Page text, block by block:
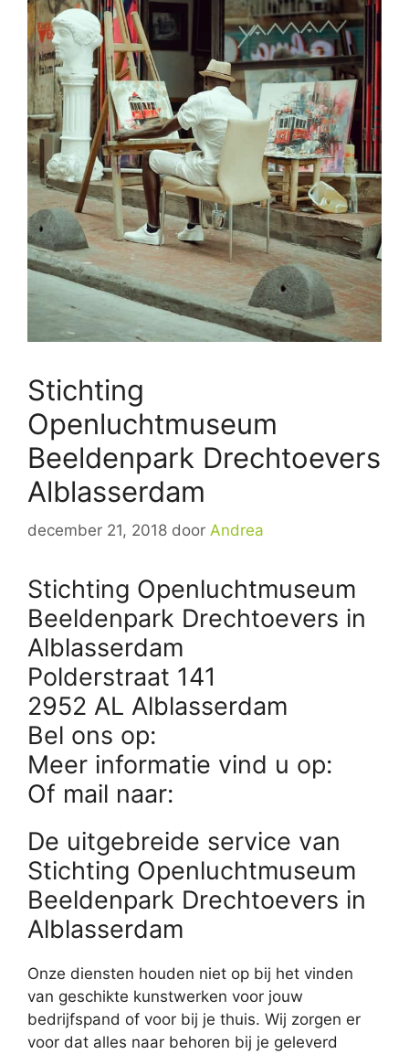
Stichting
Openluchtmuseum
Beeldenpark Drechtoevers
Alblasserdam
december 21, 2018 door Andrea
Stichting Openluchtmuseum
Beeldenpark Drechtoevers in
Alblasserdam
Polderstraat 141
2952 AL Alblasserdam
Bel ons op:
Meer informatie vind u op:
Of mail naar:
De uitgebreide service van
Stichting Openluchtmuseum
Beeldenpark Drechtoevers in
Alblasserdam
Onze diensten houden niet op bij het vinden
van geschikte kunstwerken voor jouw
bedrijfspand of voor bij je thuis. Wij zorgen er
voor dat alles naar behoren bij je geleverd